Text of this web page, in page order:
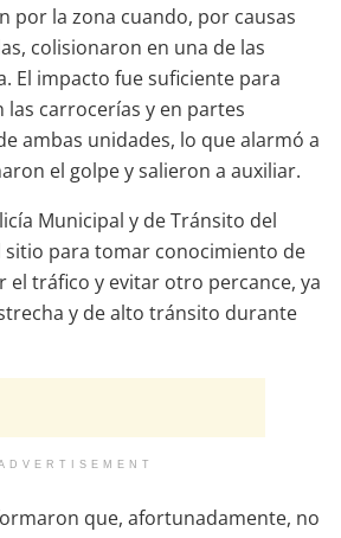
por la zona cuando, por causas
colisionaron en una de las
El impacto fue suficiente para
las carrocerías y en partes
ambas unidades, lo que alarmó a
el golpe y salieron a auxiliar.
Municipal y de Tránsito del
sitio para tomar conocimiento de
el tráfico y evitar otro percance, ya
y de alto tránsito durante
que, afortunadamente, no